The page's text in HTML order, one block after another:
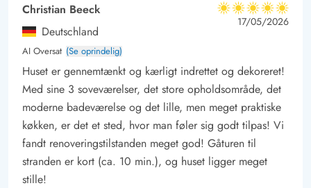
Christian Beeck
Deutschland
AI Oversat (Se oprindelig)
5 ud af 5
5 ud af 5
5 out of 5
17/05/2026
Huset er gennemtænkt og kærligt indrettet og dekoreret!
Med sine 3 soveværelser, det store opholdsområde, det
moderne badeværelse og det lille, men meget praktiske
køkken, er det et sted, hvor man føler sig godt tilpas! Vi
fandt renoveringstilstanden meget god! Gåturen til
stranden er kort (ca. 10 min.), og huset ligger meget
stille!